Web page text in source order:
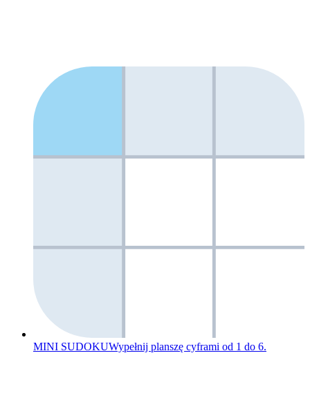
MINI SUDOKUWypełnij planszę cyframi od 1 do 6.